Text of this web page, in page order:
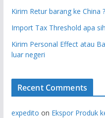
Kirim Retur barang ke China
Import Tax Threshold apa
Kirim Personal Effect atau
luar negeri
Recent Comments
expedito on Ekspor Produk